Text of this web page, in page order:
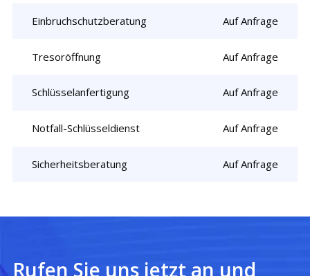
Einbruchschutzberatung Auf Anfrage
Tresoröffnung Auf Anfrage
Schlüsselanfertigung Auf Anfrage
Notfall-Schlüsseldienst Auf Anfrage
Sicherheitsberatung Auf Anfrage
Rufen Sie uns jetzt an und